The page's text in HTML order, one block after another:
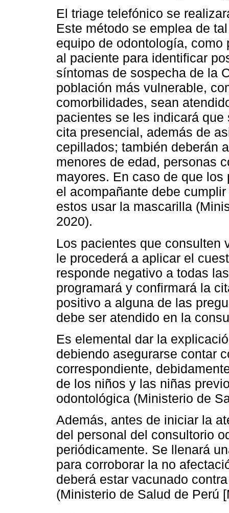
El triage telefónico se
Este método se emplea de
equipo de odontología,
al paciente para identificar
síntomas de sospecha de la
población más vulnerable,
comorbilidades, sean
pacientes se les indicará
cita presencial, además de
cepillados; también deberán
menores de edad, personas
mayores. En caso de que
el acompañante debe
estos usar la mascarilla
2020).
Los pacientes que consulten
le procederá a aplicar el
responde negativo a todas
programará y confirmará la
positivo a alguna de las
debe ser atendido en la
Es elemental dar la
debiendo asegurarse contar
correspondiente,
de los niños y las niñas
odontológica (Ministerio de
Además, antes de iniciar la
del personal del consultorio
periódicamente. Se llenará
para corroborar la no
deberá estar vacunado
(Ministerio de Salud de Perú